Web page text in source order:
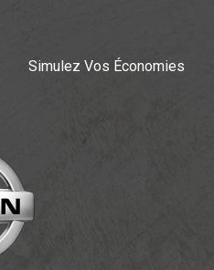
Simulez Vos Économies